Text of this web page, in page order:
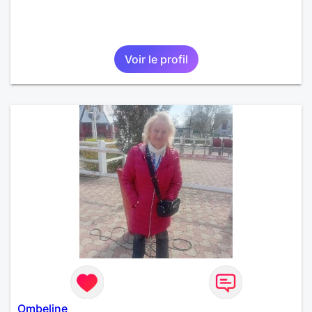
Voir le profil
Ombeline